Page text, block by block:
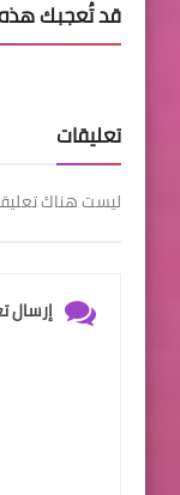
قد تُعجبك
تعليقات
ليست هناك
إرسال